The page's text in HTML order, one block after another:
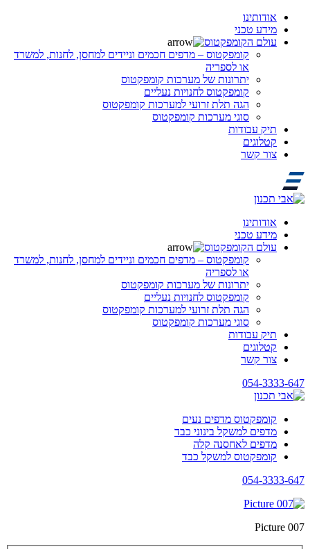
אודותינו
מידע טכני
עולם הקומפקטוס
קומפקטוס – מדפים חכמים וניידים למחסן, לחנות, למשרד
או לספריה
יתרונות של מערכות קומפקטוס
קומפקטוס לחנויות נעליים
הגה תלת זרועי למערכות קומפקטוס
סוגי מערכות קומפקטוס
תיק עבודות
קטלוגים
צור קשר
אודותינו
מידע טכני
עולם הקומפקטוס
קומפקטוס – מדפים חכמים וניידים למחסן, לחנות, למשרד
או לספריה
יתרונות של מערכות קומפקטוס
קומפקטוס לחנויות נעליים
הגה תלת זרועי למערכות קומפקטוס
סוגי מערכות קומפקטוס
תיק עבודות
קטלוגים
צור קשר
054-3333-647
קומפקטוס מדפים נעים
מדפים למשקל בינוני כבד
מדפים לאחסנה קלה
קומפקטוס למשקל כבד
054-3333-647
Picture 007